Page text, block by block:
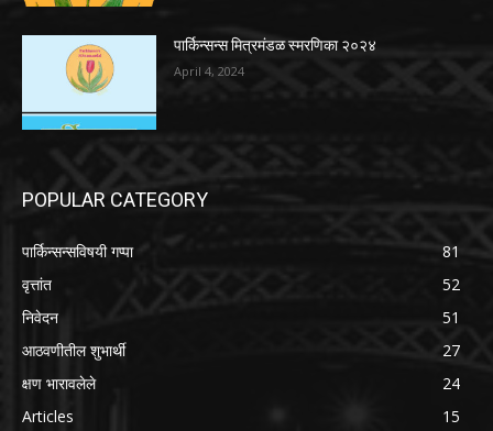
पार्किन्सन्स मित्रमंडळ स्मरणिका २०२४
April 4, 2024
POPULAR CATEGORY
पार्किन्सन्सविषयी गप्पा
81
वृत्तांत
52
निवेदन
51
आठवणीतील शुभार्थी
27
क्षण भारावलेले
24
Articles
15